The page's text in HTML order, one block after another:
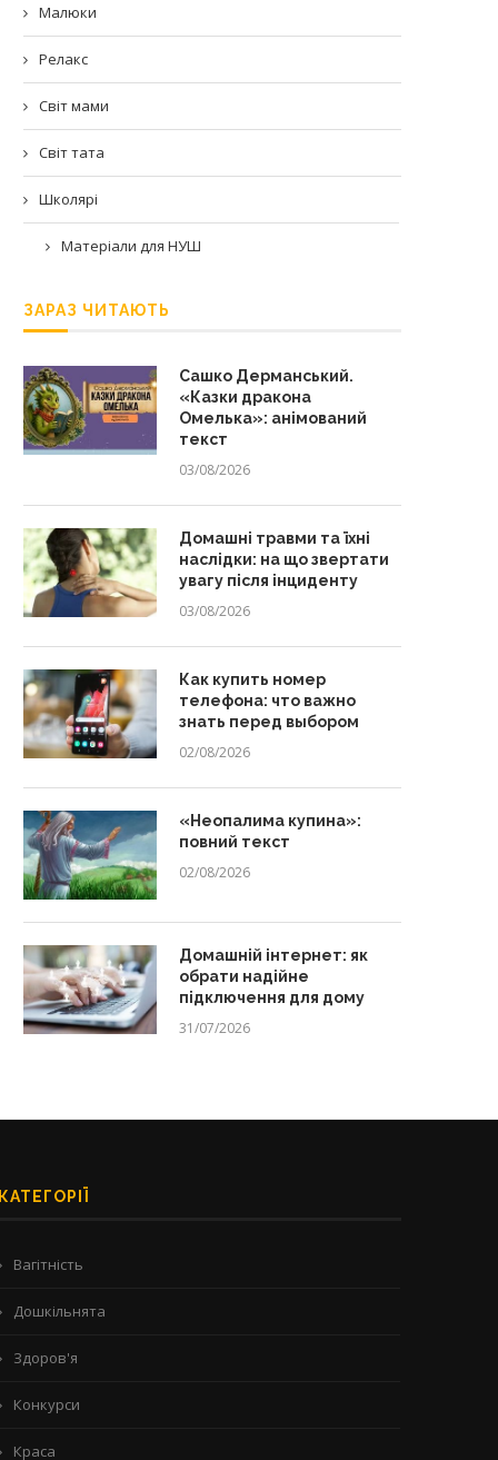
Малюки
Релакс
Світ мами
Світ тата
Школярі
Матеріали для НУШ
ЗАРАЗ ЧИТАЮТЬ
Сашко Дерманський.
«Казки дракона
Омелька»: анімований
текст
03/08/2026
Домашні травми та їхні
наслідки: на що звертати
увагу після інциденту
03/08/2026
Как купить номер
телефона: что важно
знать перед выбором
02/08/2026
«Неопалима купина»:
повний текст
02/08/2026
Домашній інтернет: як
обрати надійне
підключення для дому
31/07/2026
КАТЕГОРІЇ
Вагітність
Дошкільнята
Здоров'я
Конкурси
Краса